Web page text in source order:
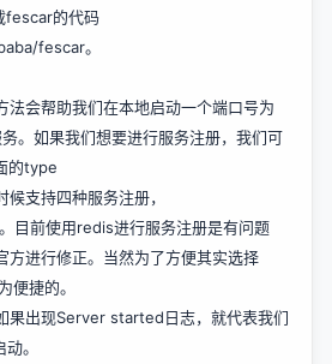
fescar的代码
fescar。
法会帮助我们在本地启动一个端口号为
。如果我们想要进行服务注册，我们可
的type
支持四种服务注册，
目前使用redis进行服务注册是有问题
方进行修正。当然为了方便其实选择
便捷的。
果出现Server started日志，就代表我们
。